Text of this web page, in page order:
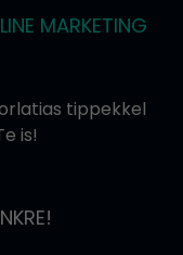
MARKETING
tippekkel
is!